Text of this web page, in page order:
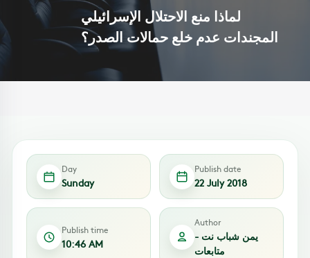
لماذا منع الاحتلال الإسرائيلي
المجندات عدم خلع حمالات الصدر؟
Day
Sunday
Publish date
22 July 2018
Publish time
10:46 AM
Author
يمن شباب نت -
متابعات